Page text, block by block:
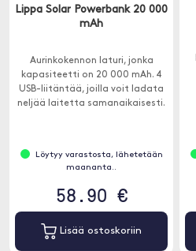
Lippa Solar Powerbank 20 000
mAh
Aurinkokennon laturi, jonka
kapasiteetti on 20 000 mAh. 4
USB-liitäntää, joilla voit ladata
neljää laitetta samanaikaisesti.
Löytyy varastosta, lähetetään
maananta..
58.90 €
Lisää ostoskoriin